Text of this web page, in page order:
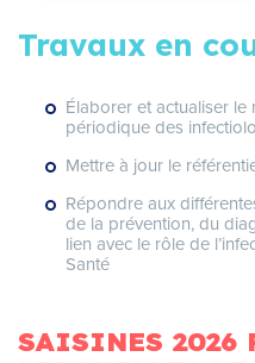
Travaux en
Élaborer et actualiser
périodique des
Mettre à jour le
Répondre aux
de la prévention, du
lien avec le rôle de
Santé
SAISINES 2026